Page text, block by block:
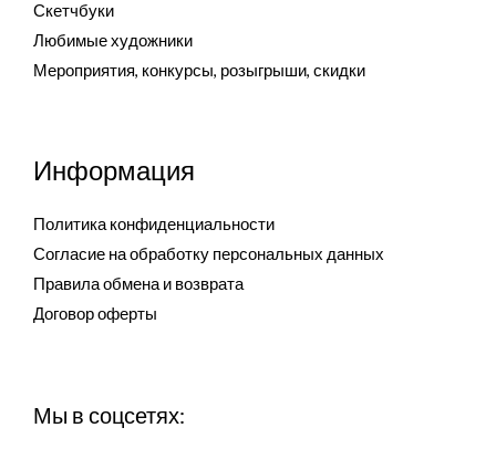
Скетчбуки
Любимые художники
Мероприятия, конкурсы, розыгрыши, скидки
Информация
Политика конфиденциальности
Согласие на обработку персональных данных
Правила обмена и возврата
Договор оферты
Мы в соцсетях: